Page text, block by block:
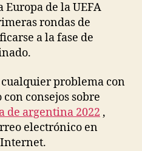
de la UEFA
rondas de
a la fase de
problema con
consejos sobre
de argentina 2022 ,
electrónico en